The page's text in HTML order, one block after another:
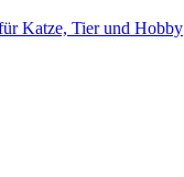
Katze, Tier und Hobby